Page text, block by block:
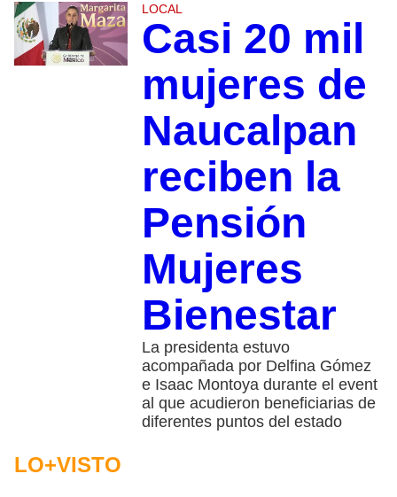
LOCAL
Casi 20 mil
mujeres de
Naucalpan
reciben la
Pensión
Mujeres
Bienestar
La presidenta estuvo
acompañada por Delfina Gómez
e Isaac Montoya durante el event
al que acudieron beneficiarias de
diferentes puntos del estado
LO+VISTO